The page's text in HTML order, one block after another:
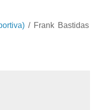
/ Frank Bastidas